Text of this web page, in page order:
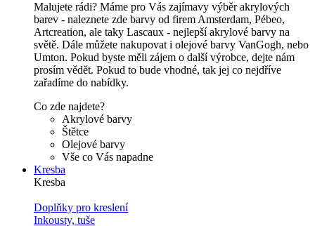
Malujete rádi? Máme pro Vás zajímavy výběr akrylových
barev - naleznete zde barvy od firem Amsterdam, Pébeo,
Artcreation, ale taky Lascaux - nejlepší akrylové barvy na
světě. Dále můžete nakupovat i olejové barvy VanGogh, nebo
Umton. Pokud byste měli zájem o další výrobce, dejte nám
prosím vědět. Pokud to bude vhodné, tak jej co nejdříve
zařadíme do nabídky.
Co zde najdete?
Akrylové barvy
Štětce
Olejové barvy
Vše co Vás napadne
Kresba
Kresba
Doplňky pro kreslení
Inkousty, tuše